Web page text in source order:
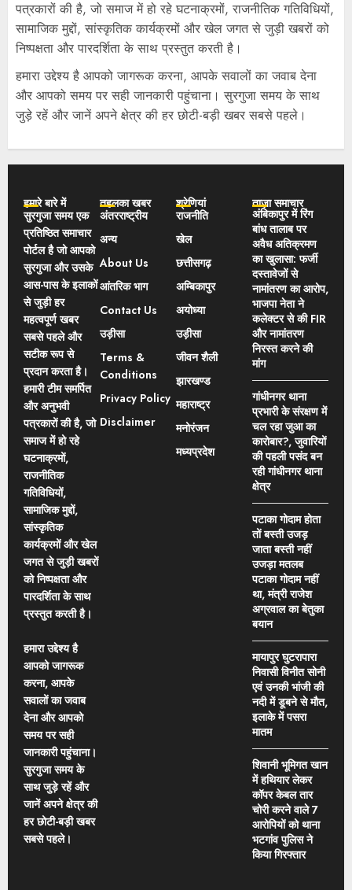
पत्रकारों की है, जो समाज में हो रहे घटनाक्रमों, राजनीतिक गतिविधियों,
सामाजिक मुद्दों, सांस्कृतिक कार्यक्रमों और खेल जगत से जुड़ी खबरों को
निष्पक्षता और पारदर्शिता के साथ प्रस्तुत करती है।
हमारा उद्देश्य है आपको जागरूक करना, आपके सवालों का जवाब देना
और आपको समय पर सही जानकारी पहुंचाना। सुरगुजा समय के साथ
जुड़े रहें और जानें अपने क्षेत्र की हर छोटी-बड़ी खबर सबसे पहले।
हमारे बारे में
सुरगुजा समय एक
प्रतिष्ठित समाचार
पोर्टल है जो आपको
सुरगुजा और उसके
आस-पास के इलाकों
से जुड़ी हर
महत्वपूर्ण खबर
सबसे पहले और
सटीक रूप से
प्रदान करता है।
हमारी टीम समर्पित
और अनुभवी
पत्रकारों की है, जो
समाज में हो रहे
घटनाक्रमों,
राजनीतिक
गतिविधियों,
सामाजिक मुद्दों,
सांस्कृतिक
कार्यक्रमों और खेल
जगत से जुड़ी खबरों
को निष्पक्षता और
पारदर्शिता के साथ
प्रस्तुत करती है।
हमारा उद्देश्य है
आपको जागरूक
करना, आपके
सवालों का जवाब
देना और आपको
समय पर सही
जानकारी पहुंचाना।
सुरगुजा समय के
साथ जुड़े रहें और
जानें अपने क्षेत्र की
हर छोटी-बड़ी खबर
सबसे पहले।
तहलका खबर
अंतरराष्ट्रीय
अन्य
About Us
आंतरिक भाग
Contact Us
उड़ीसा
Terms &
Conditions
Privacy Policy
Disclaimer
श्रेणियां
राजनीति
खेल
छत्तीसगढ़
अम्बिकापुर
अयोध्या
उड़ीसा
जीवन शैली
झारखण्ड
महाराष्ट्र
मनोरंजन
मध्यप्रदेश
ताज़ा समाचार
अंबिकापुर में रिंग
बांध तालाब पर
अवैध अतिक्रमण
का खुलासा: फर्जी
दस्तावेजों से
नामांतरण का आरोप,
भाजपा नेता ने
कलेक्टर से की FIR
और नामांतरण
निरस्त करने की
मांग
गांधीनगर थाना
प्रभारी के संरक्षण में
चल रहा जुआ का
कारोबार?, जुवारियों
की पहली पसंद बन
रही गांधीनगर थाना
क्षेत्र
पटाका गोदाम होता
तों बस्ती उजड़
जाता बस्ती नहीं
उजड़ा मतलब
पटाका गोदाम नहीं
था, मंत्री राजेश
अग्रवाल का बेतुका
बयान
मायापुर घुटरापारा
निवासी विनीत सोनी
एवं उनकी भांजी की
नदी में डूबने से मौत,
इलाके में पसरा
मातम
शिवानी भूमिगत खान
में हथियार लेकर
कॉपर केबल तार
चोरी करने वाले 7
आरोपियों को थाना
भटगांव पुलिस ने
किया गिरफ्तार